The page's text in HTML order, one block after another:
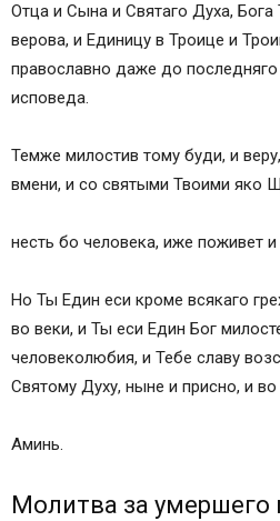
Отца и Сына и Святаго Духа, Бога
верова, и Единицу в Троице и
православно даже до
исповеда.
Темже милостив тому буди, и
вмени, и со святыми Твоими яко
несть бо человека, иже поживет и
Но Ты Един еси кроме всякаго
во веки, и Ты еси Един Бог
человеколюбия, и Тебе славу
Святому Духу, ныне и присно, и во
Аминь.
Молитва за умершего